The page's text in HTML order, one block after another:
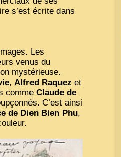
s’est écrite dans
Les
venus du
mystérieuse.
, Alfred Raquez et
comme Claude de
C’est ainsi
de Dien Bien Phu,